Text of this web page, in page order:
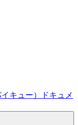
キュー）ドキュメ